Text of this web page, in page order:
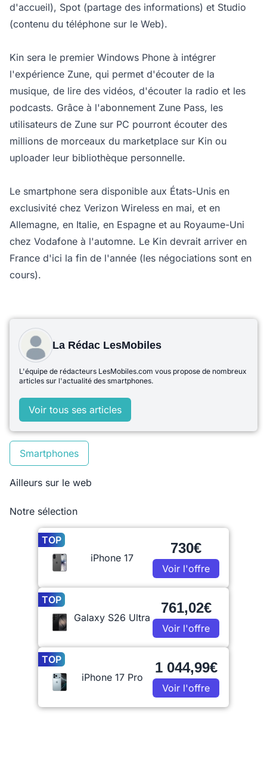
d'accueil), Spot (partage des informations) et Studio
(contenu du téléphone sur le Web).
Kin sera le premier Windows Phone à intégrer
l'expérience Zune, qui permet d'écouter de la
musique, de lire des vidéos, d'écouter la radio et les
podcasts. Grâce à l'abonnement Zune Pass, les
utilisateurs de Zune sur PC pourront écouter des
millions de morceaux du marketplace sur Kin ou
uploader leur bibliothèque personnelle.
Le smartphone sera disponible aux États-Unis en
exclusivité chez Verizon Wireless en mai, et en
Allemagne, en Italie, en Espagne et au Royaume-Uni
chez Vodafone à l'automne. Le Kin devrait arriver en
France d'ici la fin de l'année (les négociations sont en
cours).
La Rédac LesMobiles
L'équipe de rédacteurs LesMobiles.com vous propose de nombreux
articles sur l'actualité des smartphones.
Voir tous ses articles
Smartphones
Ailleurs sur le web
Notre sélection
TOP
iPhone 17
730€
Voir l'offre
TOP
Galaxy S26 Ultra
761,02€
Voir l'offre
TOP
iPhone 17 Pro
1 044,99€
Voir l'offre